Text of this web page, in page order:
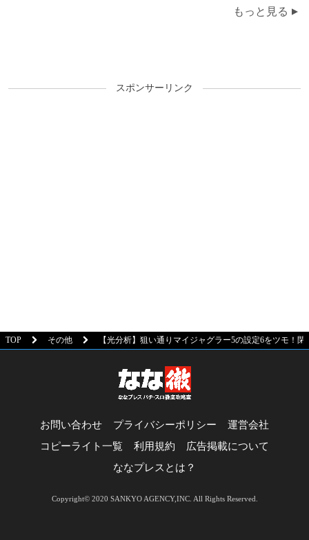
もっと見る
スポンサーリンク
TOP その他 【光分析】狙い通りマイジャグラー5の設定6をツモ！
お問い合わせ プライバシーポリシー
運営会社
コピーライト一覧
利用規約
広告掲載について
ななプレスとは？
Copyright© 2020 SANKYO AGENCY,INC. All Rights Reserved.